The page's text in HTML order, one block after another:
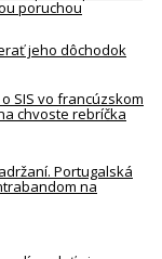
poruchou
jeho dôchodok
SIS vo francúzskom
chvoste rebríčka
Portugalská
na